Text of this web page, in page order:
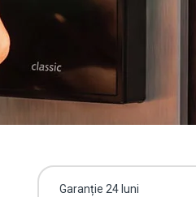
Garanție 24 luni